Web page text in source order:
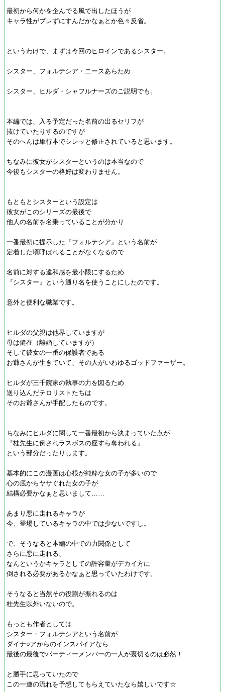
最初から何かを企んでる風で出したほうが
キャラ性がブレずにすんだかなぁとか色々反省。
というわけで、まずは今回のヒロインであるシスター。
シスター、フォルテシア・ニースあらため
シスター、ヒルダ・シャフルナーズのご説明でも。
本編では、入る予定だった名前の出るセリフが
抜けていたりするのですが
そのへんは単行本でシレッと修正されていると思います。
ちなみに彼女がシスターというのは本当なので
今後もシスターの格好は変わりません。
もともとシスターという設定は
彼女がこのシリーズの最後で
他人の名前を名乗っていることが分かり
一番最初に提示した『フォルテシア』という名前が
定着した頃呼ばれることがなくなるので
名前に対する違和感を最小限にするため
『シスター』という通り名を使うことにしたのです。
意外と便利な職業です。
ヒルダの父親は他界していますが
母は健在（離婚していますが）
そして彼女の一番の保護者である
お爺さんが生きていて、その人がいわゆるゴッドファーザー。
ヒルダが三千院家の執事の力を図るため
送り込んだテロリストたちは
そのお爺さんが手配したものです。
ちなみにヒルダに関して一番最初から決まっていた点が
『桂先生に倒されラスボスの座すら奪われる』
という部分だったりします。
基本的にこの漫画は心根が純粋な女の子が多いので
心の底からヤサぐれた女の子が
結構必要かなぁと思いまして……
あまり悪に走れるキャラが
今、登場しているキャラの中では少ないですし。
で、そうなると本編の中での力関係として
さらに悪に走れる、
なんというかキャラとしての許容量がデカイ方に
倒される必要があるかなぁと思っていたわけです。
そうなると当然その役割が振れるのは
桂先生以外いないので。
もっとも作者としては
シスター・フォルテシアという名前が
ダイナ○アからのインスパイアなら
最後の最後でパーティーメンバーの一人が裏切るのは必然！
と勝手に思っていたので
この一連の流れを予想してもらえていたなら嬉しいです☆